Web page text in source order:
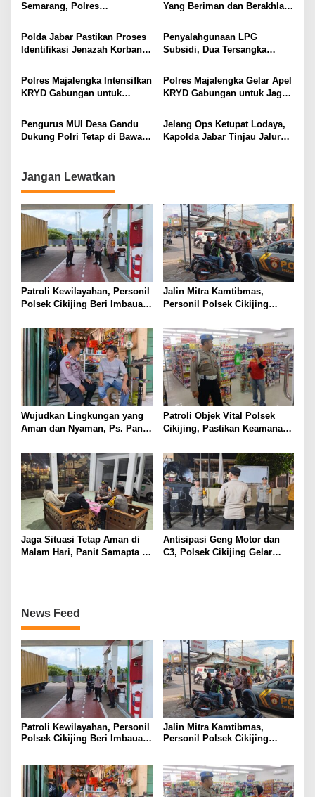
Semarang, Polres
Yang Beriman dan Berakhlak
Binrohtal Melalui Zoom
Meeting
Polda Jabar Pastikan Proses
Identifikasi Jenazah Korban
Berjalan Hingga Selesai
Penyalahgunaan LPG
Subsidi, Dua Tersangka
Polres Majalengka Intensifkan
KRYD Gabungan untuk
Polres Majalengka Gelar Apel
KRYD Gabungan untuk Jaga
Pengurus MUI Desa Gandu
Dukung Polri Tetap di Bawah
Jelang Ops Ketupat Lodaya,
Kapolda Jabar Tinjau Jalur
Jangan Lewatkan
Patroli Kewilayahan, Personil
Polsek Cikijing Beri Imbauan
Jalin Mitra Kamtibmas,
Personil Polsek Cikijing
Pengendara Ojek Pangkalan
Wujudkan Lingkungan yang
Aman dan Nyaman, Ps. Panit
Sambangi Warga Desa
Cikijing
Patroli Objek Vital Polsek
Cikijing, Pastikan Keamanan
Aman Kepada Masyarakat
Jaga Situasi Tetap Aman di
Malam Hari, Panit Samapta II
Antisipasi Geng Motor dan
C3, Polsek Cikijing Gelar
News Feed
Patroli Kewilayahan, Personil
Polsek Cikijing Beri Imbauan
Jalin Mitra Kamtibmas,
Personil Polsek Cikijing